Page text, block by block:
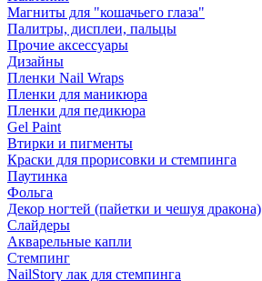
Магниты для "кошачьего глаза"
Палитры, дисплеи, пальцы
Прочие аксессуары
Дизайны
Пленки Nail Wraps
Пленки для маникюра
Пленки для педикюра
Gel Paint
Втирки и пигменты
Краски для прорисовки и стемпинга
Паутинка
Фольга
Декор ногтей (пайетки и чешуя дракона)
Слайдеры
Акварельные капли
Стемпинг
NailStory лак для стемпинга